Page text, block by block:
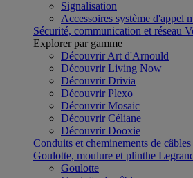
Signalisation
Accessoires système d'appel
Sécurité, communication et réseau
Explorer par gamme
Découvrir Art d'Arnould
Découvrir Living Now
Découvrir Drivia
Découvrir Plexo
Découvrir Mosaic
Découvrir Céliane
Découvrir Dooxie
Conduits et cheminements de câbles
Goulotte, moulure et plinthe
Goulotte